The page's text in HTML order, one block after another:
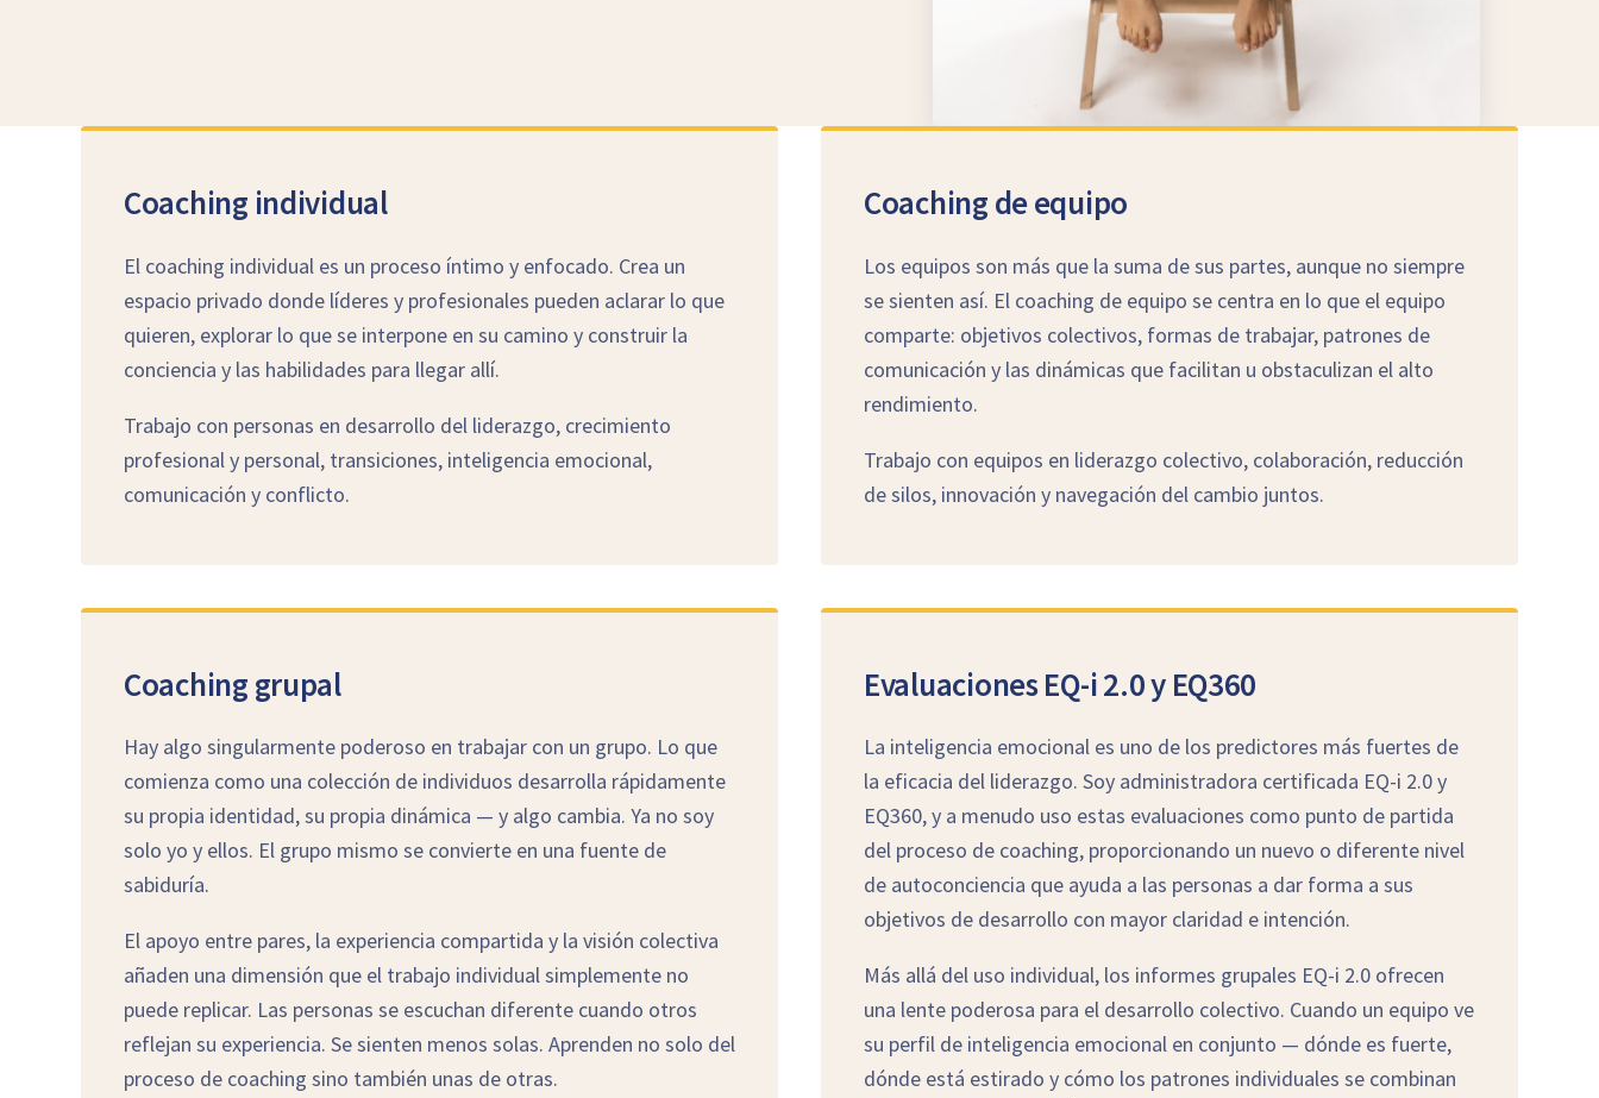
Coaching individual
El coaching individual es un proceso íntimo y enfocado. Crea un
espacio privado donde líderes y profesionales pueden aclarar lo que
quieren, explorar lo que se interpone en su camino y construir la
conciencia y las habilidades para llegar allí.
Trabajo con personas en desarrollo del liderazgo, crecimiento
profesional y personal, transiciones, inteligencia emocional,
comunicación y conflicto.
Coaching de equipo
Los equipos son más que la suma de sus partes, aunque no siempre
se sienten así. El coaching de equipo se centra en lo que el equipo
comparte: objetivos colectivos, formas de trabajar, patrones de
comunicación y las dinámicas que facilitan u obstaculizan el alto
rendimiento.
Trabajo con equipos en liderazgo colectivo, colaboración, reducción
de silos, innovación y navegación del cambio juntos.
Coaching grupal
Hay algo singularmente poderoso en trabajar con un grupo. Lo que
comienza como una colección de individuos desarrolla rápidamente
su propia identidad, su propia dinámica — y algo cambia. Ya no soy
solo yo y ellos. El grupo mismo se convierte en una fuente de
sabiduría.
El apoyo entre pares, la experiencia compartida y la visión colectiva
añaden una dimensión que el trabajo individual simplemente no
puede replicar. Las personas se escuchan diferente cuando otros
reflejan su experiencia. Se sienten menos solas. Aprenden no solo del
proceso de coaching sino también unas de otras.
Evaluaciones EQ-i 2.0 y EQ360
La inteligencia emocional es uno de los predictores más fuertes de
la eficacia del liderazgo. Soy administradora certificada EQ-i 2.0 y
EQ360, y a menudo uso estas evaluaciones como punto de partida
del proceso de coaching, proporcionando un nuevo o diferente nivel
de autoconciencia que ayuda a las personas a dar forma a sus
objetivos de desarrollo con mayor claridad e intención.
Más allá del uso individual, los informes grupales EQ-i 2.0 ofrecen
una lente poderosa para el desarrollo colectivo. Cuando un equipo ve
su perfil de inteligencia emocional en conjunto — dónde es fuerte,
dónde está estirado y cómo los patrones individuales se combinan